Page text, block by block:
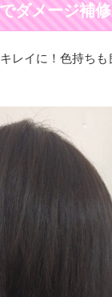
ダメージ補
レイに！色持ちも